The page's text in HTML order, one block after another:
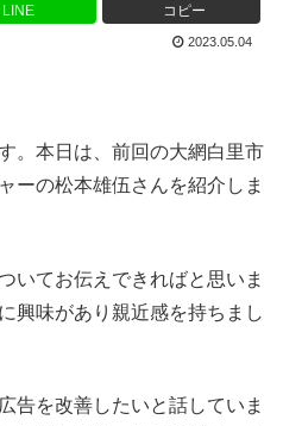
LINE コピー
2023.05.04
。本日は、前回の大網白里市
ーの松本雄伍さんを紹介しま
いてお伝えできればと思いま
興味があり親近感を持ちまし
告を改善したいと話していま